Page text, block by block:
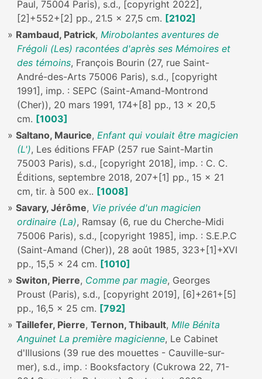
Paul, 75004 Paris), s.d., [copyright 2022],
[2]+552+[2] pp., 21.5 x 27,5 cm. [2102]
Rambaud, Patrick, Mirobolantes aventures de
Frégoli (Les) racontées d'après ses Mémoires et
des témoins, François Bourin (27, rue Saint-
André-des-Arts 75006 Paris), s.d., [copyright
1991], imp. : SEPC (Saint-Amand-Montrond
(Cher)), 20 mars 1991, 174+[8] pp., 13 x 20,5
cm. [1003]
Saltano, Maurice, Enfant qui voulait être magicien
(L'), Les éditions FFAP (257 rue Saint-Martin
75003 Paris), s.d., [copyright 2018], imp. : C. C.
Éditions, septembre 2018, 207+[1] pp., 15 x 21
cm, tir. à 500 ex.. [1008]
Savary, Jérôme, Vie privée d'un magicien
ordinaire (La), Ramsay (6, rue du Cherche-Midi
75006 Paris), s.d., [copyright 1985], imp. : S.E.P.C
(Saint-Amand (Cher)), 28 août 1985, 323+[1]+XVI
pp., 15,5 x 24 cm. [1010]
Switon, Pierre, Comme par magie, Georges
Proust (Paris), s.d., [copyright 2019], [6]+261+[5]
pp., 16,5 x 25 cm. [792]
Taillefer, Pierre, Ternon, Thibault, Mlle Bénita
Anguinet La première magicienne, Le Cabinet
d'Illusions (39 rue des mouettes - Cauville-sur-
mer), s.d., imp. : Booksfactory (Cukrowa 22, 71-